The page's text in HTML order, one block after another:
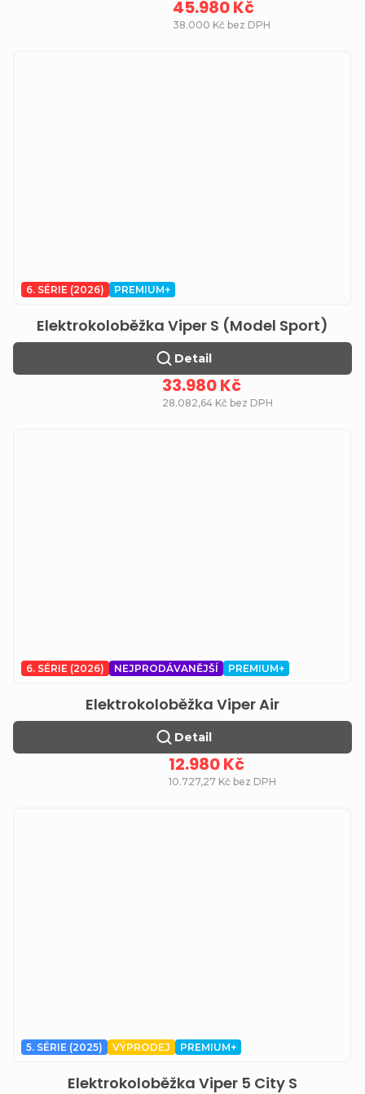
38.000 Kč bez DPH
45.980 Kč
6. SÉRIE (2026) PREMIUM+
Elektrokoloběžka Viper S (Model Sport)
28.082,64 Kč bez DPH
33.980 Kč
Detail
6. SÉRIE (2026) NEJPRODÁVANĚJŠÍ PREMIUM+
Elektrokoloběžka Viper Air
10.727,27 Kč bez DPH
12.980 Kč
Detail
5. SÉRIE (2025) VÝPRODEJ PREMIUM+
Elektrokoloběžka Viper 5 City S